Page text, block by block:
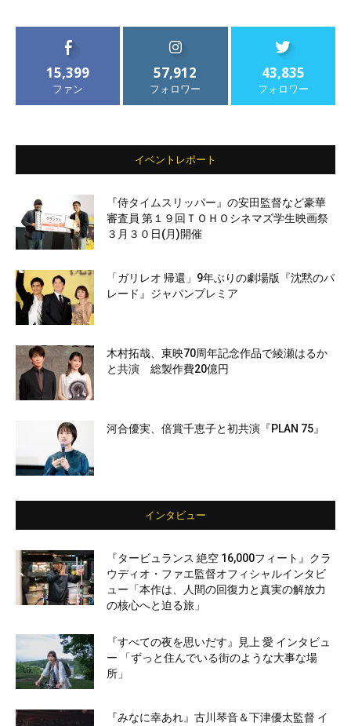
15,399
ファン
57,912
フォロワー
43,835
フォロワー
イベントレポート
『侍タイムスリッパー』の安田監督など豪華
審査員 第１９回ＴＯＨＯシネマズ学生映画祭
３月３０日(月)開催
「ガリレオ 帰還」9年ぶりの劇場版『沈黙のパ
レード』ジャパンプレミア
木村拓哉、東映70周年記念作品で綾瀬はるか
と共演 総製作費20億円
河合優実、倍賞千恵子と初共演『PLAN 75』
インタビュー
『タービュランス 絶空 16,000フィート』クラ
ウディオ・ファエ監督オフィシャルインタビ
ュー「本作は、人間の回復力と真実の解放力
の核心へと迫る旅」
『すべての夜を思いだす』見上 愛 インタビュ
ー 「ずっと住んでいる街のような大事な場
所」
『みなに幸あれ』古川琴音＆下津優太監督 イ